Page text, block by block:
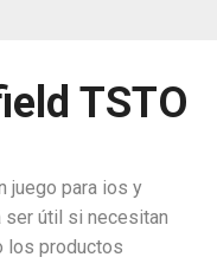
TSTO
juego para ios y
ser útil si necesitan
los productos